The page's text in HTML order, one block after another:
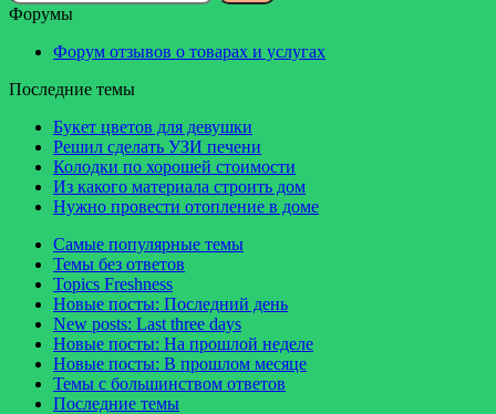
Форумы
Форум отзывов о товарах и услугах
Последние темы
Букет цветов для девушки
Решил сделать УЗИ печени
Колодки по хорошей стоимости
Из какого материала строить дом
Нужно провести отопление в доме
Самые популярные темы
Темы без ответов
Topics Freshness
Новые посты: Последний день
New posts: Last three days
Новые посты: На прошлой неделе
Новые посты: В прошлом месяце
Темы с большинством ответов
Последние темы